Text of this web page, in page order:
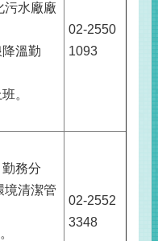
污水廠廠
溫勤
。
02-2550
1093
務分
境清潔管
02-2552
3348